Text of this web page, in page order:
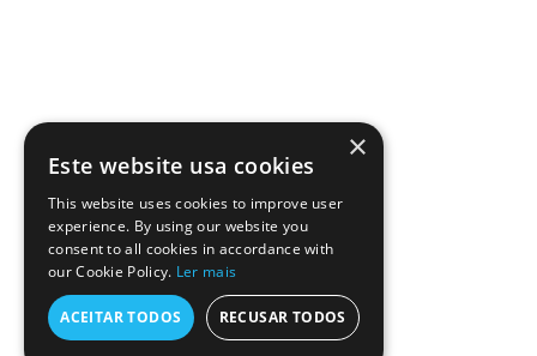
×
Este website usa cookies
This website uses cookies to improve user
experience. By using our website you
consent to all cookies in accordance with
our Cookie Policy. Ler mais
ACEITAR TODOS RECUSAR TODOS